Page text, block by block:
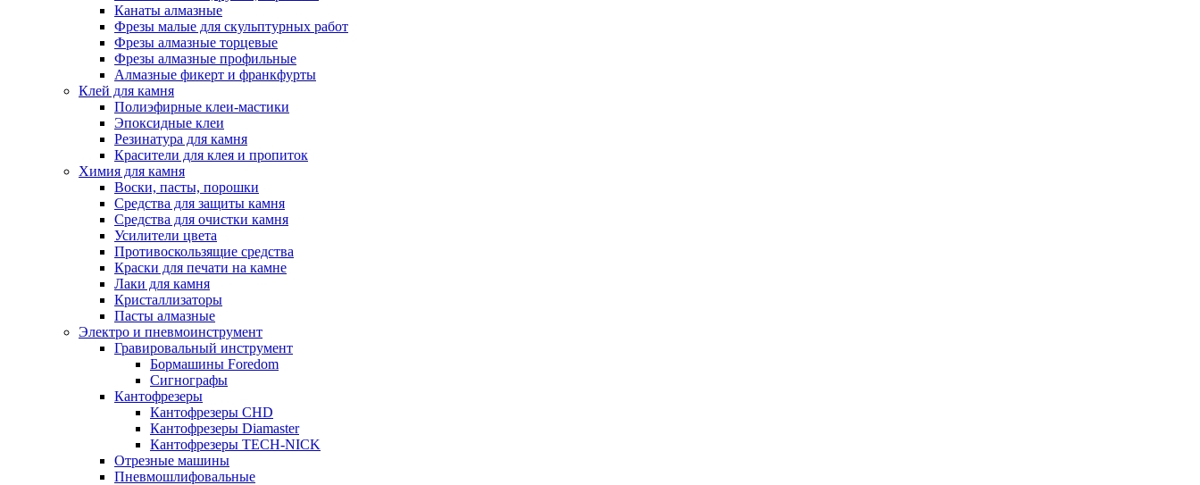
Канаты алмазные
Фрезы малые для скульптурных работ
Фрезы алмазные торцевые
Фрезы алмазные профильные
Алмазные фикерт и франкфурты
Клей для камня
Полиэфирные клеи-мастики
Эпоксидные клеи
Резинатура для камня
Красители для клея и пропиток
Химия для камня
Воски, пасты, порошки
Средства для защиты камня
Средства для очистки камня
Усилители цвета
Противоскользящие средства
Краски для печати на камне
Лаки для камня
Кристаллизаторы
Пасты алмазные
Электро и пневмоинструмент
Гравировальный инструмент
Бормашины Foredom
Сигнографы
Кантофрезеры
Кантофрезеры CHD
Кантофрезеры Diamaster
Кантофрезеры TECH-NICK
Отрезные машины
Пневмошлифовальные